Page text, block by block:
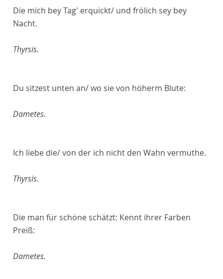
Die mich bey Tag' erquickt/ und frölich sey bey
Nacht.
Thyrsis.
Du sitzest unten an/ wo sie von höherm Blute:
Dametes.
Ich liebe die/ von der ich nicht den Wahn vermuthe.
Thyrsis.
Die man für schöne schätzt: Kennt ihrer Farben
Preiß:
Dametes.